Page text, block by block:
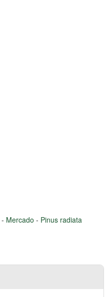
- Mercado - Pinus radiata